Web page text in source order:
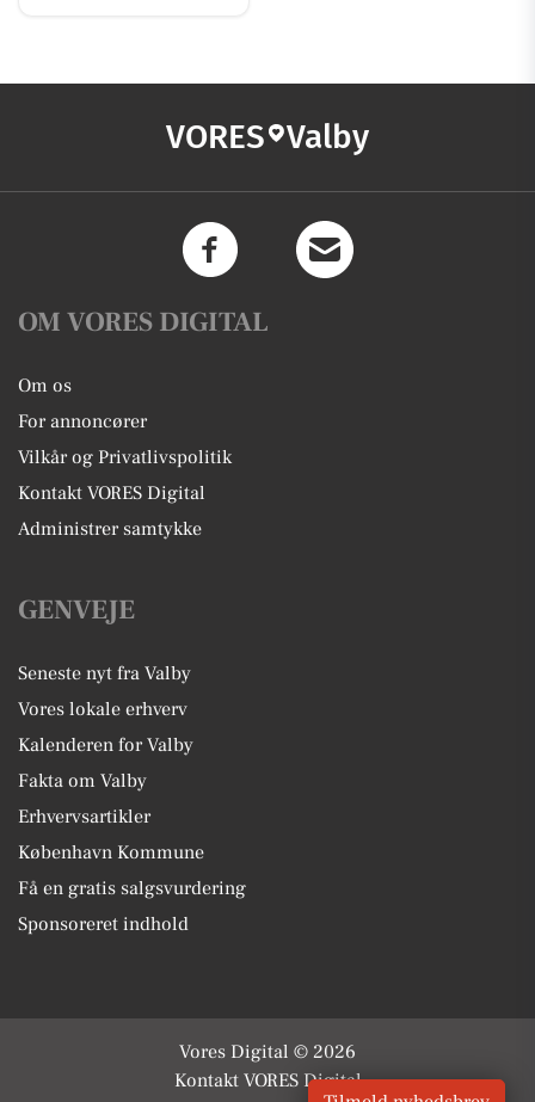
VORES Valby
OM VORES DIGITAL
Om os
For annoncører
Vilkår og Privatlivspolitik
Kontakt VORES Digital
Administrer samtykke
GENVEJE
Seneste nyt fra Valby
Vores lokale erhverv
Kalenderen for Valby
Fakta om Valby
Erhvervsartikler
København Kommune
Få en gratis salgsvurdering
Sponsoreret indhold
Vores Digital © 2026
Kontakt VORES Digital